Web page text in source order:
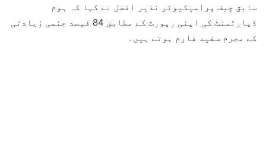
سابق چیف پراسیکیوٹر نذیر افضل نے کہا کہ ہوم
ڈپارٹمنٹ کی اپنی رپورٹ کے مطابق 84 فیصد جنسی زیادتی
کے مجرم سفید فارم ہوتے ہیں۔